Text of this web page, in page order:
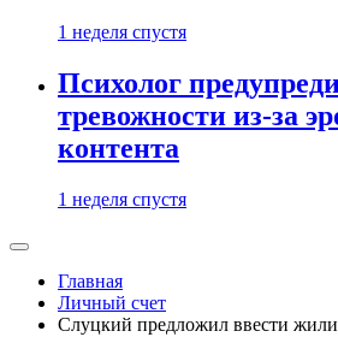
1 неделя спустя
Психолог
тревожности из-за
контента
1 неделя спустя
Главная
Личный счет
Слуцкий предложил ввести